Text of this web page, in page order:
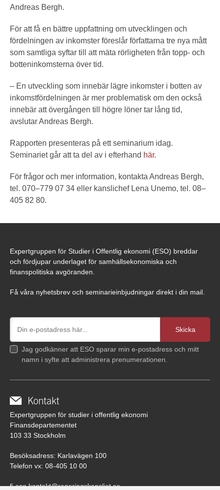
Andreas Bergh.
För att få en bättre uppfattning om utvecklingen och
fördelningen av inkomster föreslår författarna tre nya mått
som samtliga syftar till att mäta rörligheten från topp- och
botteninkomsterna över tid.
– En utveckling som innebär lägre inkomster i botten av
inkomstfördelningen är mer problematisk om den också
innebär att övergången till högre löner tar lång tid,
avslutar Andreas Bergh.
Rapporten presenteras på ett seminarium idag.
Seminariet går att ta del av i efterhand här.
För frågor och mer information, kontakta Andreas Bergh,
tel. 070–779 07 34 eller kanslichef Lena Unemo, tel. 08–
405 82 80.
Expertgruppen för Studier i Offentlig ekonomi (ESO) breddar
och fördjupar underlaget för samhällsekonomiska och
finanspolitiska avgöranden.
Få våra nyhetsbrev och seminarieinbjudningar direkt i din mail.
Jag godkänner att ESO sparar min e-postadress och mitt
namn i syfte att administrera prenumerationen.
Kontakt
Expertgruppen för studier i offentlig ekonomi
Finansdepartementet
103 33 Stockholm
Besöksadress: Karlavägen 100
Telefon vx: 08-405 10 00
fi.eso.kontakt@regeringskansliet.se